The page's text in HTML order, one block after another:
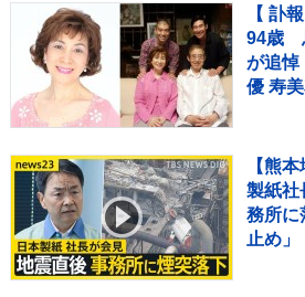
【 訃
94歳
が追悼
優 寿
【熊
製紙
務所に
止め